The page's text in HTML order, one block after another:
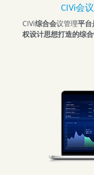
CIVi会
CIVi综合会议管理平台
权设计思想打造的综